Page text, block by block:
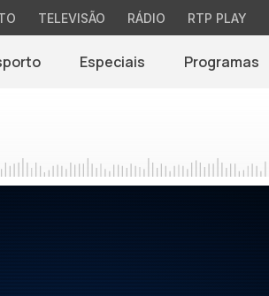
TELEVISÃO RÁDIO RTP PLAY
Especiais Programas